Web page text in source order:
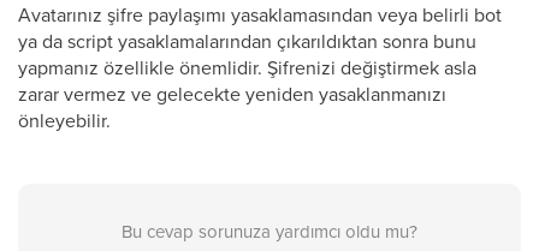
Avatarınız şifre paylaşımı yasaklamasından veya belirli bot
ya da script yasaklamalarından çıkarıldıktan sonra bunu
yapmanız özellikle önemlidir. Şifrenizi değiştirmek asla
zarar vermez ve gelecekte yeniden yasaklanmanızı
önleyebilir.
Bu cevap sorunuza yardımcı oldu mu?